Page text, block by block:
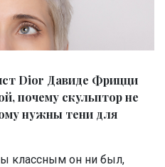
Dior Давиде Фрицци
почему скульптор не
нужны тени для
классным он ни был,